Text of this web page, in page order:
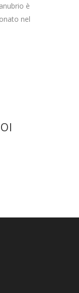
è
nel